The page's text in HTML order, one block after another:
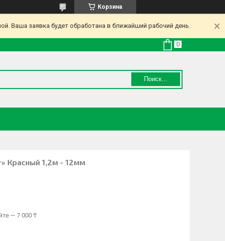
Корзина
Ваша заявка будет обработана в ближайший рабочий день.
Поиск...
Красный 1,2м - 12мм
— 7 000 ₸